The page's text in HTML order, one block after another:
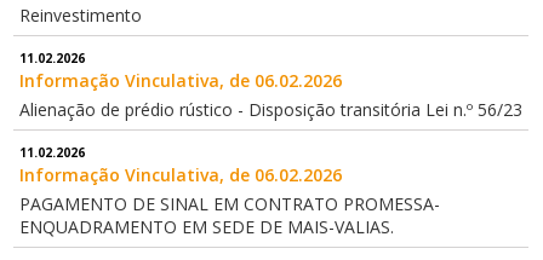
Reinvestimento
11.02.2026
Informação Vinculativa, de 06.02.2026
Alienação de prédio rústico - Disposição transitória Lei n.º 56/23
11.02.2026
Informação Vinculativa, de 06.02.2026
PAGAMENTO DE SINAL EM CONTRATO PROMESSA-
ENQUADRAMENTO EM SEDE DE MAIS-VALIAS.